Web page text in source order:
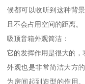
候都可以收听到这种背
且不会占用空间的距离。
吸顶音箱外观简洁：
它的发挥作用是很大的，
外观也是非常简洁大方
为房间起到造型的作用